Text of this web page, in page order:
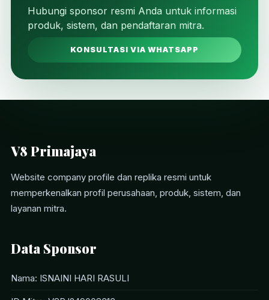
Hubungi sponsor resmi Anda untuk informasi
produk, sistem, dan pendaftaran mitra.
KONSULTASI VIA WHATSAPP
V8 Primajaya
Website company profile dan replika resmi untuk
memperkenalkan profil perusahaan, produk, sistem, dan
layanan mitra.
Data Sponsor
Nama: ISNAINI HARI RASULI